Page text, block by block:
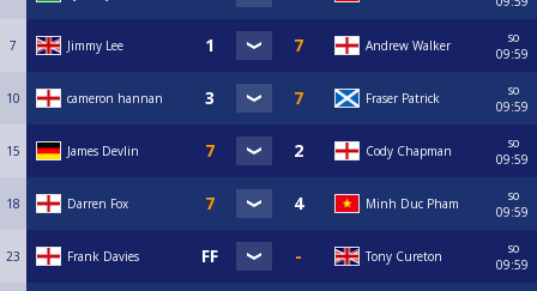
7 Jimmy Lee Andrew Walker
so
09:59
10 cameron hannan Fraser Patrick
so
09:59
15 James Devlin Cody Chapman
so
09:59
18 Darren Fox Minh Duc Pham
so
09:59
23 Frank Davies Tony Cureton
so
09:59